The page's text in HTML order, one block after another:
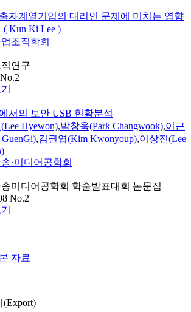
자계열기업의 대리인 문제에 미치는 영향
( Kun Ki Lee )
조직학회
연구
서의 보안 USB 현황분석
Lee Hyewon),박창욱(Park Changwook),이근
GuenGi),김권엽(Kim Kwonyoup),이상진(Lee
·미디어공학회
미디어공학회 학술발표대회 논문집
No.2
자료